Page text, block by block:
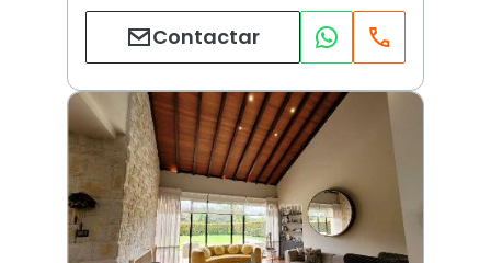
Contactar